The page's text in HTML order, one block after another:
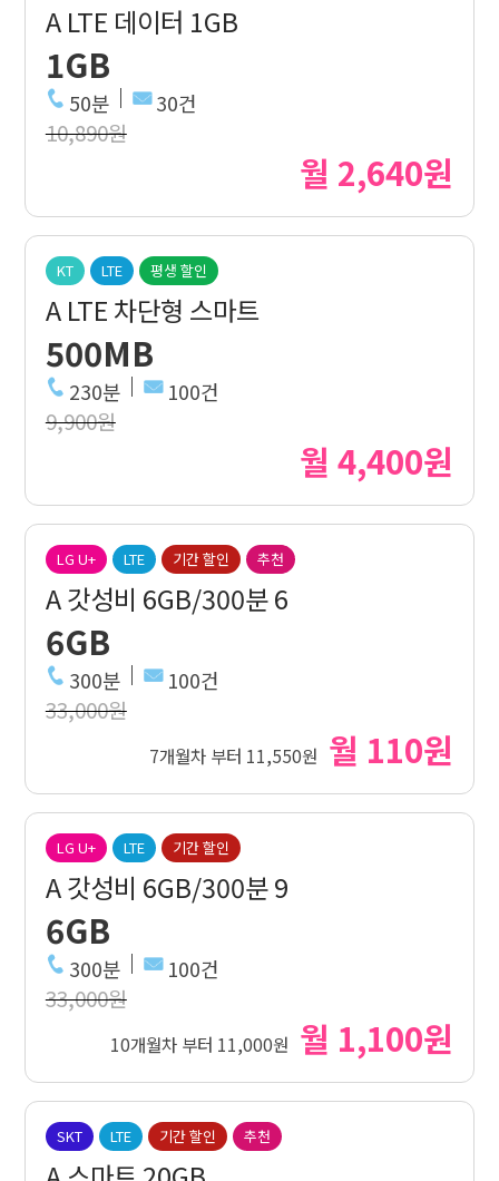
A LTE 데이터 1GB
1GB
50분 30건
10,890원
월 2,640원
KT LTE 평생 할인
A LTE 차단형 스마트
500MB
230분 100건
9,900원
월 4,400원
LG U+ LTE 기간 할인 추천
A 갓성비 6GB/300분 6
6GB
300분 100건
33,000원
7개월차 부터 11,550원 월 110원
LG U+ LTE 기간 할인
A 갓성비 6GB/300분 9
6GB
300분 100건
33,000원
10개월차 부터 11,000원 월 1,100원
SKT LTE 기간 할인 추천